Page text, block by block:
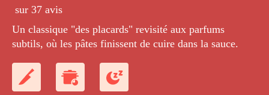
sur 37 avis
Un classique "des placards" revisité aux parfums
subtils, où les pâtes finissent de cuire dans la sauce.